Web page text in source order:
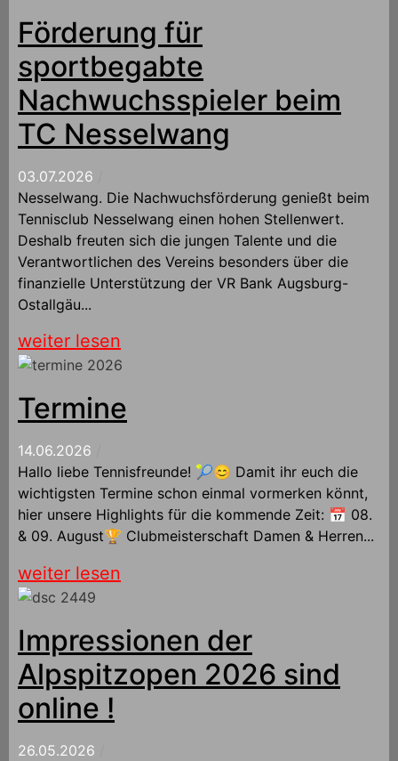
Förderung für
sportbegabte
Nachwuchsspieler beim
TC Nesselwang
03.07.2026
Nesselwang. Die Nachwuchsförderung genießt beim
Tennisclub Nesselwang einen hohen Stellenwert.
Deshalb freuten sich die jungen Talente und die
Verantwortlichen des Vereins besonders über die
finanzielle Unterstützung der VR Bank Augsburg-
Ostallgäu...
weiter lesen
Termine
14.06.2026
Hallo liebe Tennisfreunde! 🎾😊 Damit ihr euch die
wichtigsten Termine schon einmal vormerken könnt,
hier unsere Highlights für die kommende Zeit: 📅 08.
& 09. August🏆 Clubmeisterschaft Damen & Herren...
weiter lesen
Impressionen der
Alpspitzopen 2026 sind
online !
26.05.2026